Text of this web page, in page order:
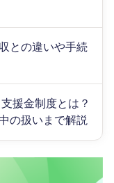
との違いや手続
援金制度とは？
の扱いまで解説